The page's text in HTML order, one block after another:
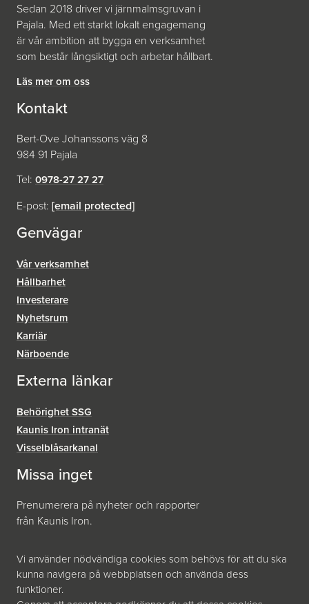
Sedan 2018 driver vi järnmalmsgruvan i
Pajala. Med ett starkt lokalt engagemang
är vår ambition att bygga en verksamhet
som består långsiktigt och arbetar hållbart.
Läs mer om oss
Kontakt
Bert-Ove Johanssons väg 8
984 91 Pajala
Tel: 0978-27 27 27
E-post: [email protected]
Genvägar
Vår verksamhet
Hållbarhet
Investerare
Nyhetsrum
Karriär
Närboende
Externa länkar
Behörighet SSG
Kaunis Iron intranät
Visselblåsar­kanal
Missa inget
Prenumerera på nyheter och rapporter
från Kaunis Iron.
Prenumerera
Vi använder nödvändiga cookies som behövs för att du ska
kunna navigera på webbplatsen och använda dess
funktioner.